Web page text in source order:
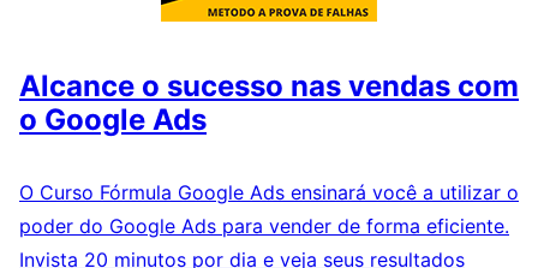
Alcance o sucesso nas vendas com
o Google Ads
O Curso Fórmula Google Ads ensinará você a utilizar o
poder do Google Ads para vender de forma eficiente.
Invista 20 minutos por dia e veja seus resultados